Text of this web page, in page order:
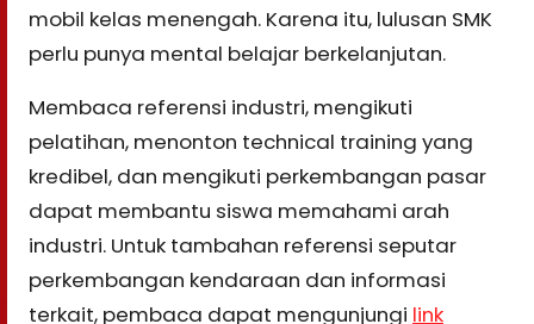
mobil kelas menengah. Karena itu, lulusan SMK
perlu punya mental belajar berkelanjutan.
Membaca referensi industri, mengikuti
pelatihan, menonton technical training yang
kredibel, dan mengikuti perkembangan pasar
dapat membantu siswa memahami arah
industri. Untuk tambahan referensi seputar
perkembangan kendaraan dan informasi
terkait, pembaca dapat mengunjungi link